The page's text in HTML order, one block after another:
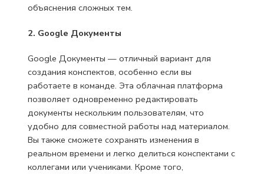
объяснения сложных тем.
2. Google Документы
Google Документы — отличный вариант для
создания конспектов, особенно если вы
работаете в команде. Эта облачная платформа
позволяет одновременно редактировать
документы нескольким пользователям, что
удобно для совместной работы над материалом.
Вы также сможете сохранять изменения в
реальном времени и легко делиться конспектами с
коллегами или учениками. Кроме того,